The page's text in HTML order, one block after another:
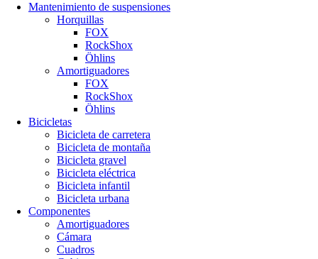
Mantenimiento de suspensiones
Horquillas
FOX
RockShox
Öhlins
Amortiguadores
FOX
RockShox
Öhlins
Bicicletas
Bicicleta de carretera
Bicicleta de montaña
Bicicleta gravel
Bicicleta eléctrica
Bicicleta infantil
Bicicleta urbana
Componentes
Amortiguadores
Cámara
Cuadros